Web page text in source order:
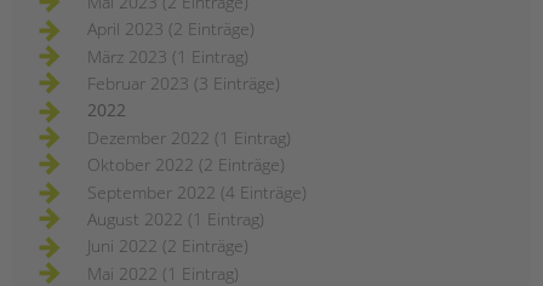
April 2023 (2 Einträge)
März 2023 (1 Eintrag)
Februar 2023 (3 Einträge)
2022
Dezember 2022 (1 Eintrag)
Oktober 2022 (2 Einträge)
September 2022 (4 Einträge)
August 2022 (1 Eintrag)
Juni 2022 (2 Einträge)
Mai 2022 (1 Eintrag)